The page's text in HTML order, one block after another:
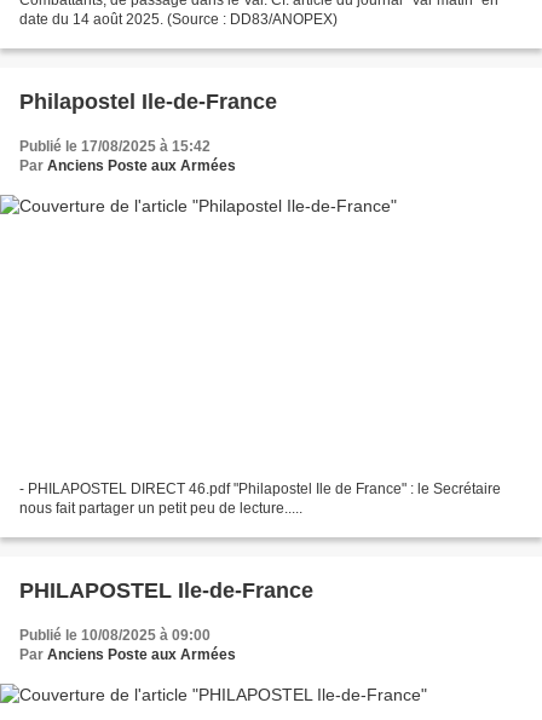
date du 14 août 2025. (Source : DD83/ANOPEX)
Philapostel Ile-de-France
Publié le 17/08/2025 à 15:42
Par Anciens Poste aux Armées
- PHILAPOSTEL DIRECT 46.pdf "Philapostel Ile de France" : le Secrétaire
nous fait partager un petit peu de lecture.....
PHILAPOSTEL Ile-de-France
Publié le 10/08/2025 à 09:00
Par Anciens Poste aux Armées